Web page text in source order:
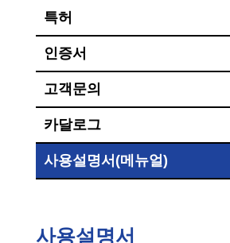
특허
인증서
고객문의
카달로그
사용설명서(메뉴얼)
사용설명서